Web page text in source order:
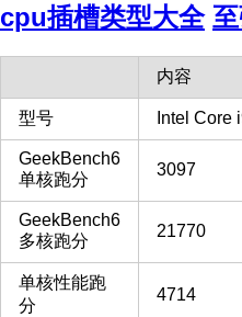
cpu插槽类型大全
内容
型号 Intel Core
GeekBench6
单核跑分
3097
GeekBench6
多核跑分
21770
单核性能跑
分
4714